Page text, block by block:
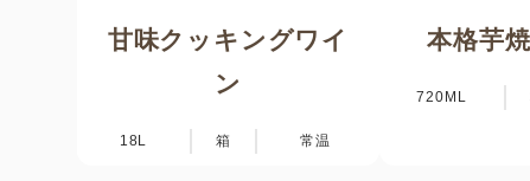
甘味クッキングワイ
ン
18L 箱 常温
本格芋
720ML